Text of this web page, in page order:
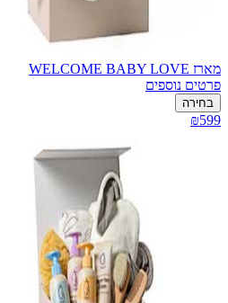
מארז WELCOME BABY LOVE
פרטים נוספים
בחירה
₪599